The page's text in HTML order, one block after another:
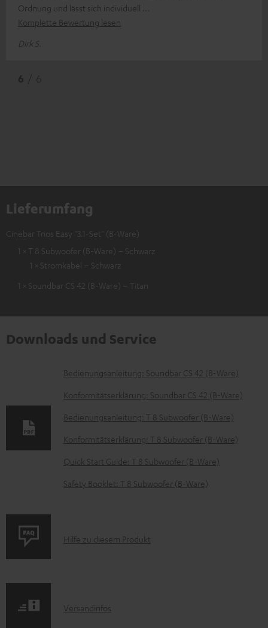
Ordnung und lässt sich individuell
Komplette Bewertung lesen
Dirk S.
Lieferumfang
Cinebar Trios Easy "3.1-Set" (B-Ware)
1 × T 8 Subwoofer (B-Ware) – Schwarz
1 × Stromkabel – Schwarz
1 × Soundbar CS 42 (B-Ware) – Titan
Downloads und Service
D
o
m
e
n
z
e
Bedienungsanleitung: Soundbar CS 42 (B-Ware)
Konformitätserklärung: Soundbar CS 42 (B-Ware)
Bedienungsanleitung: T 8 Subwoofer (B-Ware)
Konformitätserklärung: T 8 Subwoofer (B-Ware)
Quick Start Guide: T 8 Subwoofer (B-Ware)
Safety Booklet: T 8 Subwoofer (B-Ware)
P
u
Hilfe zu diesem Produkt
IVersandinfos